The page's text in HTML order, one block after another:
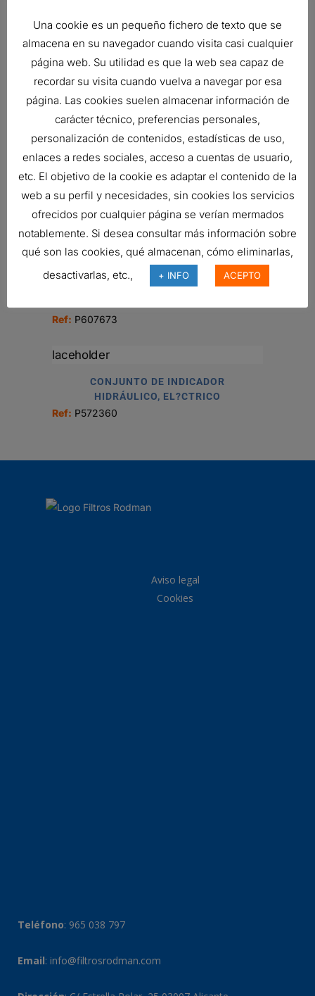
MAN?METRO
Ref:P563297
FILTRO HIDRÁULICO, SPIN-ON
DURAMAX
34,92
P164378
FILTRO DE VENTILACIÓN DEL
CÁRTER SPIRACLE
Ref: P607673
CONJUNTO DE INDICADOR
HIDRÁULICO, EL?CTRICO
Ref: P572360
Aviso legal
Cookies
Teléfono: 965 038 797
Email: info@filtrosrodman.com
Una cookie es un pequeño fichero de texto que se
almacena en su navegador cuando visita casi cualquier
página web. Su utilidad es que la web sea capaz de
recordar su visita cuando vuelva a navegar por esa
página. Las cookies suelen almacenar información de
carácter técnico, preferencias personales,
personalización de contenidos, estadísticas de uso,
enlaces a redes sociales, acceso a cuentas de usuario,
etc. El objetivo de la cookie es adaptar el contenido de la
web a su perfil y necesidades, sin cookies los servicios
ofrecidos por cualquier página se verían mermados
notablemente. Si desea consultar más información sobre
qué son las cookies, qué almacenan, cómo eliminarlas,
desactivarlas, etc.,
+ INFO ACEPTO